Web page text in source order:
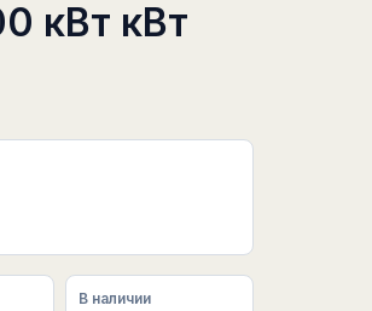
кВт кВт
В наличии